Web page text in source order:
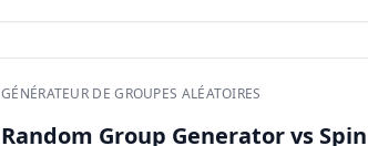
GÉNÉRATEUR DE GROUPES ALÉATOIRES
Random Group Generator vs